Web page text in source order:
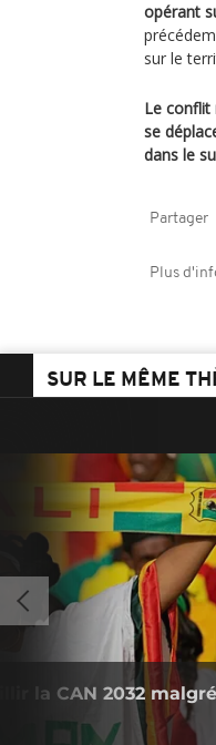
opérant
sur le
Le conflit
se
dans le
Partager
Plus
SUR LE MÊME
la CAN 2032